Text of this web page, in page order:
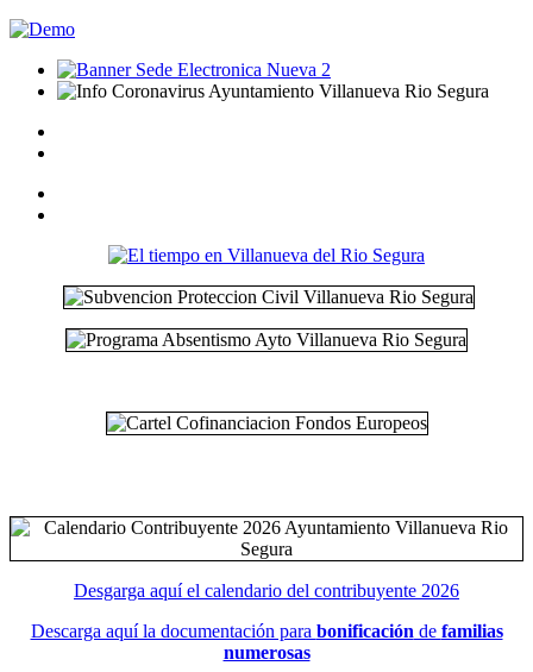
Desgarga aquí el calendario del contribuyente 2026
Descarga aquí la documentación para bonificación de familias
numerosas